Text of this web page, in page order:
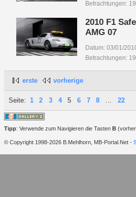
Betrachtungen:
2010 F1
AMG 07
Datum: 03/01/
Betrachtungen:
erste vorherige
Seite: 1 2 3 4 5 6 7 8 ... 22
Tipp: Verwende zum Navigieren die Tasten B
© Copyright 1998-2026 B.Mehlhorn, MB-Portal.Net -